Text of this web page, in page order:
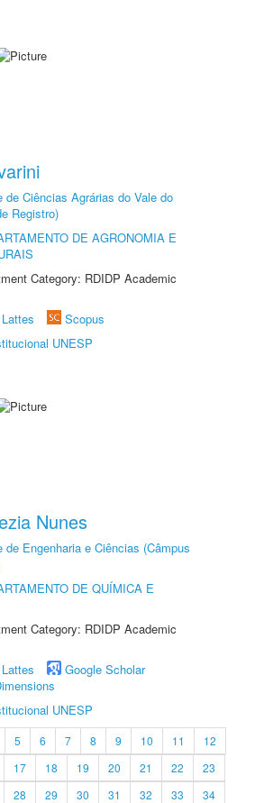
de Ciências Agrárias do Vale do
Registro)
DE AGRONOMIA E
Category: RDIDP Academic
Scopus
UNESP
Nunes
de Engenharia e Ciências (Câmpus
DE QUÍMICA E
Category: RDIDP Academic
Google Scholar
UNESP
5 6 7 8 9 10 11
12
17 18 19 20 21 22
23
28 29 30 31 32 33
34